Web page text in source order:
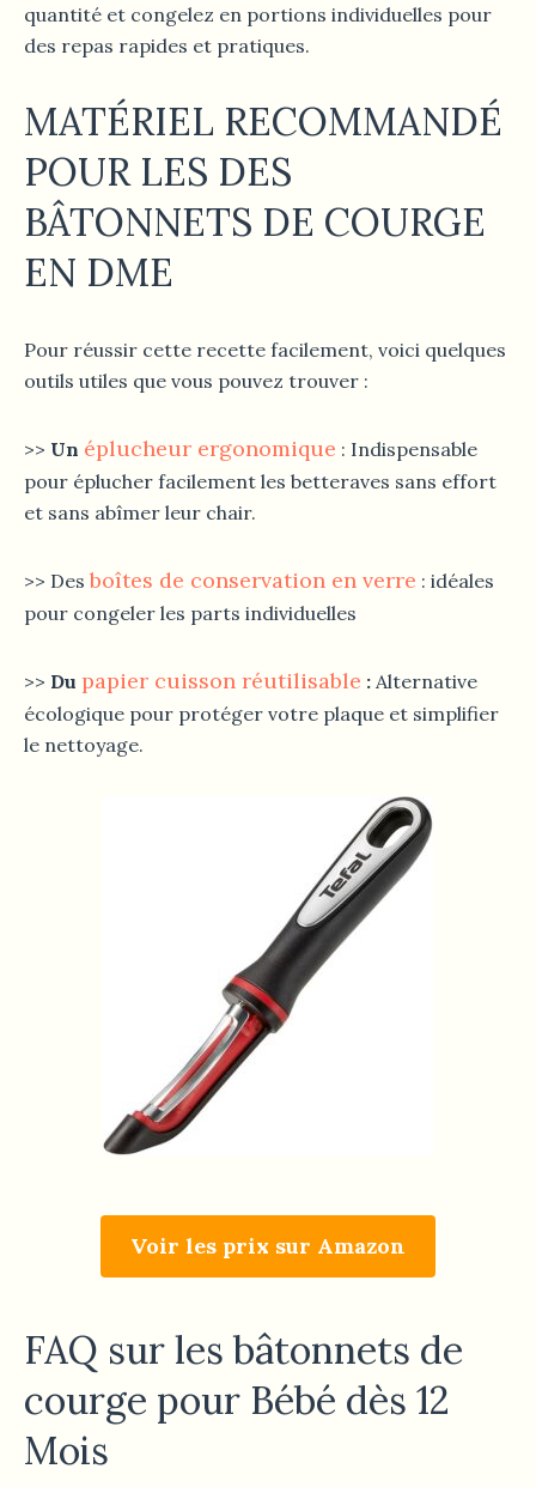
quantité et congelez en portions individuelles pour
des repas rapides et pratiques.
MATÉRIEL RECOMMANDÉ
POUR LES DES
BÂTONNETS DE COURGE
EN DME
Pour réussir cette recette facilement, voici quelques
outils utiles que vous pouvez trouver :
>> Un éplucheur ergonomique : Indispensable
pour éplucher facilement les betteraves sans effort
et sans abîmer leur chair.
>> Desboîtes de conservation en verre : idéales
pour congeler les parts individuelles
>> Du papier cuisson réutilisable : Alternative
écologique pour protéger votre plaque et simplifier
le nettoyage.
Voir les prix sur Amazon
FAQ sur les bâtonnets de
courge pour Bébé dès 12
Mois